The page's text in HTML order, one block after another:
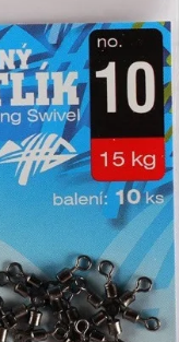
FOX CARP
202 Kč
Původně: